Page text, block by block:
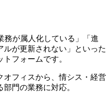
務が属人化している」「進
が更新されない」といった
フォームです。
オフィスから、情シス・経営
門の業務に対応。